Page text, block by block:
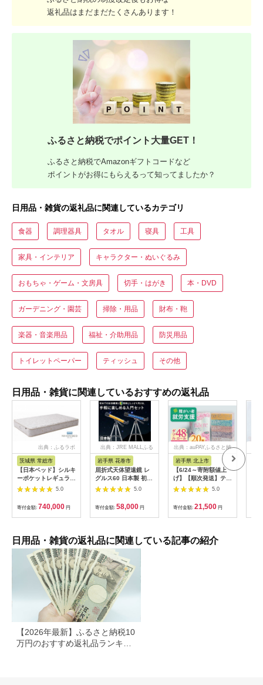
返礼品はまだまだたくさんあります！
ふるさと納税でポイント大量GET！
ふるさと納税でAmazonギフトコードなど
ポイントがお得にもらえるって知ってましたか？
日用品・雑貨の返礼品に関連しているカテゴリ
食器 調理器具 タオル 寝具 工具
家具・インテリア キャラクター・ぬいぐるみ
おもちゃ・ゲーム・文房具 切手・はがき 本・DVD
ガーデニング・園芸 掃除・用品 財布・鞄
楽器・音楽用品 福祉・介助用品 防災用品
トイレットペーパー ティッシュ その他
日用品・雑貨に関連しているおすすめの返礼品
出典：ふるラボ
茨城県 常総市
【日本ベッド】シルキ
ーポケットレギュラー
11334 シングル 日本
ベッド シルキーポケ
ットレギュラー シン
グル 通気性 ロングセ
ラー 放湿性 ※沖縄
5.0
寄付金額: 740,000 円
出典：JRE MALLふる
さと納税
岩手県 花巻市
屈折式天体望遠鏡 レ
グルス60 日本製 初心
者用 スマホ撮影 (カラ
ー：オレンジ）
【1835-2】
5.0
寄付金額: 58,000 円
出典：auPAYふるさと納
岩手県 北上市
【6/24～寄附額値上
げ】【順次発送】ティ
ッシュペーパー 20箱
＆ トイレットロール
(ダブル) 48個 福祉施
設支援 日用品 常備品
備蓄品 box ちり紙 テ
ィッシュ パルプ
100％ 無香料 1箱
5.0
寄付金額: 21,500 円
日用品・雑貨の返礼品に関連している記事の紹介
【2026年最新】ふるさと納税10
万円のおすすめ返礼品ランキン